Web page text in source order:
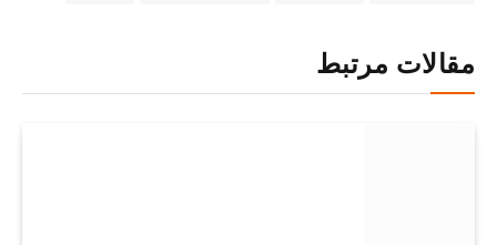
مقالات مرتبط